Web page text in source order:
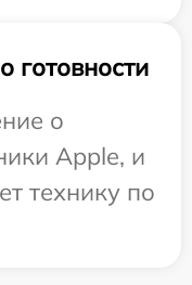
готовности
о
Apple, и
технику по